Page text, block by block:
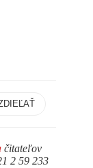
čitateľov
2 59 233